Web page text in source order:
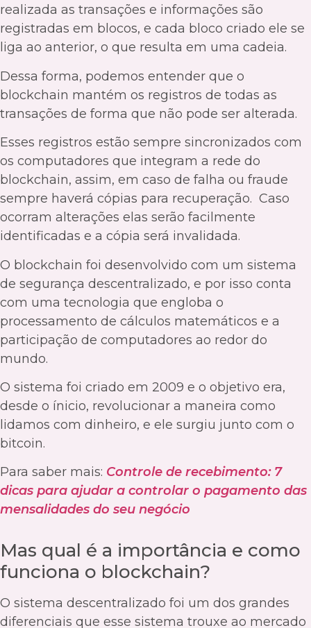
realizada as transações e informações são
registradas em blocos, e cada bloco criado ele se
liga ao anterior, o que resulta em uma cadeia.
Dessa forma, podemos entender que o
blockchain mantém os registros de todas as
transações de forma que não pode ser alterada.
Esses registros estão sempre sincronizados com
os computadores que integram a rede do
blockchain, assim, em caso de falha ou fraude
sempre haverá cópias para recuperação. Caso
ocorram alterações elas serão facilmente
identificadas e a cópia será invalidada.
O blockchain foi desenvolvido com um sistema
de segurança descentralizado, e por isso conta
com uma tecnologia que engloba o
processamento de cálculos matemáticos e a
participação de computadores ao redor do
mundo.
O sistema foi criado em 2009 e o objetivo era,
desde o ínicio, revolucionar a maneira como
lidamos com dinheiro, e ele surgiu junto com o
bitcoin.
Para saber mais: Controle de recebimento: 7
dicas para ajudar a controlar o pagamento das
mensalidades do seu negócio
Mas qual é a importância e como
funciona o blockchain?
O sistema descentralizado foi um dos grandes
diferenciais que esse sistema trouxe ao mercado